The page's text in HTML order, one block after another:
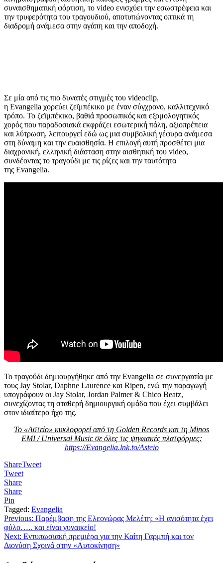
συναισθηματική φόρτιση, το video ενισχύει την εσωστρέφεια και
την τρυφερότητα του τραγουδιού, αποτυπώνοντας οπτικά τη
διαδρομή ανάμεσα στην αγάπη και την αποδοχή.
Σε μία από τις πιο δυνατές στιγμές του videoclip,
η Evangelia χορεύει ζεϊμπέκικο με έναν σύγχρονο, καλλιτεχνικό
τρόπο. Το ζεϊμπέκικο, βαθιά προσωπικός και εξομολογητικός
χορός που παραδοσιακά εκφράζει εσωτερική πάλη, αξιοπρέπεια
και λύτρωση, λειτουργεί εδώ ως μια συμβολική γέφυρα ανάμεσα
στη δύναμη και την ευαισθησία. Η επιλογή αυτή προσθέτει μια
διαχρονική, ελληνική διάσταση στην αισθητική του video,
συνδέοντας το τραγούδι με τις ρίζες και την ταυτότητα
της Evangelia.
Το τραγούδι δημιουργήθηκε από την Evangelia σε συνεργασία με
τους Jay Stolar, Daphne Laurence και Ripen, ενώ την παραγωγή
υπογράφουν οι Jay Stolar, Jordan Palmer & Chico Beatz,
συνεχίζοντας τη σταθερή δημιουργική ομάδα που έχει συμβάλει
στον ιδιαίτερο ήχο της.
Το «Αστείο» κυκλοφορεί από τη Golden Records και τη Minos
EMI/ Universal Musicσε όλες τις ψηφιακές πλατφόρμες:
https://Evangelia.lnk.to/Asteio
ShareTweet
Tweet
Share
Share
Pin
Tagged: Evangelia
Πλοήγηση
άρθρων
Previous: Παρέμβαση της Ελεονώρας Μελέτη: «Η ανισότητα έχει
φύλο….. και είναι γυναικείο!
Next: Εντυπωσιακή πρεμιέρα για την Καίτη Γαρμπή και τον
Διονύση Σχοινά στην «Αυτοκίνηση»